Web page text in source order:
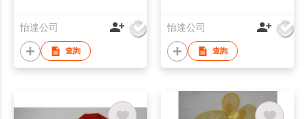
怡達公司
查詢
怡達公司
查詢